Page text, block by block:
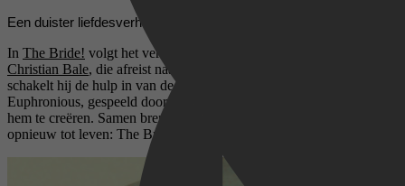
Een duister liefdesverhaal in het Chicago van de jaren ’30
In The Bride! volgt het verhaal de eenzame Frank, gespeeld door
Christian Bale, die afreist naar het Chicago van de jaren ’30. Daar
schakelt hij de hulp in van de vooruitstrevende wetenschapper Dr.
Euphronious, gespeeld door
hem te creëren. Samen brengen ze een vermoorde jonge vrouw
opnieuw tot leven: The Bride, vertolkt door